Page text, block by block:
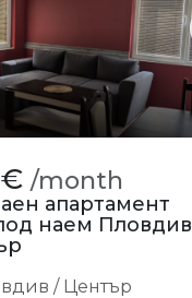
/month
апартамент
наем Пловдив
/ Център